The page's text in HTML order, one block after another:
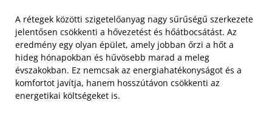
A rétegek közötti szigetelőanyag nagy sűrűségű szerkezete
jelentősen csökkenti a hővezetést és hőátbocsátást. Az
eredmény egy olyan épület, amely jobban őrzi a hőt a
hideg hónapokban és hűvösebb marad a meleg
évszakokban. Ez nemcsak az energiahatékonyságot és a
komfortot javítja, hanem hosszútávon csökkenti az
energetikai költségeket is.